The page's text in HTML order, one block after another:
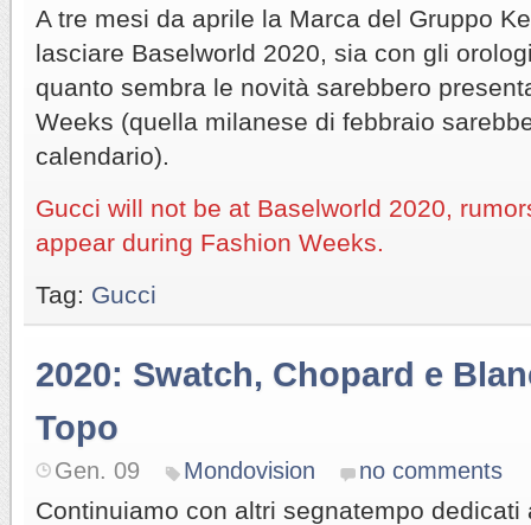
A tre mesi da aprile la Marca del Gruppo
lasciare Baselworld 2020, sia con gli
quanto sembra le novità sarebbero
Weeks (quella milanese di febbraio
calendario).
Gucci will not be at Baselworld 2020,
appear during Fashion Weeks.
Tag: Gucci
2020: Swatch, Chopard e
Topo
Gen. 09 Mondovision no comments
Continuiamo con altri segnatempo